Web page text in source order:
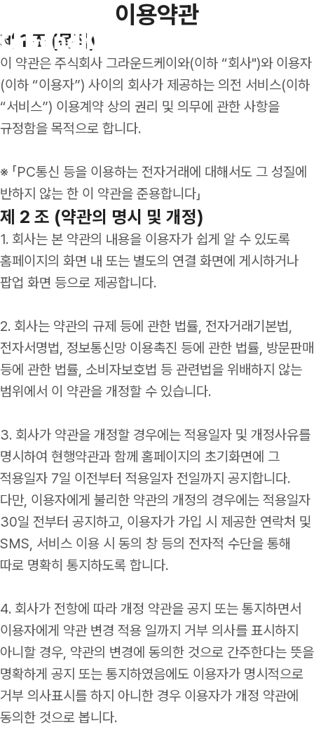
프리미엄 의전 수송
셔틀 위탁 관리
마케팅 모빌리티
인사이트
뉴스레터
이용약관
제 1 조 (목적)
이 약관은 주식회사 그라운드케이와(이하 “회사")와 이용자
(이하 “이용자”) 사이의 회사가 제공하는 의전 서비스(이하
“서비스”) 이용계약 상의 권리 및 의무에 관한 사항을
규정함을 목적으로 합니다.
※ 「PC통신 등을 이용하는 전자거래에 대해서도 그 성질에
반하지 않는 한 이 약관을 준용합니다」
제 2 조 (약관의 명시 및 개정)
1. 회사는 본 약관의 내용을 이용자가 쉽게 알 수 있도록
홈페이지의 화면 내 또는 별도의 연결 화면에 게시하거나
팝업 화면 등으로 제공합니다.
2. 회사는 약관의 규제 등에 관한 법률, 전자거래기본법,
전자서명법, 정보통신망 이용촉진 등에 관한 법률, 방문판매
등에 관한 법률, 소비자보호법 등 관련법을 위배하지 않는
범위에서 이 약관을 개정할 수 있습니다.
3. 회사가 약관을 개정할 경우에는 적용일자 및 개정사유를
명시하여 현행약관과 함께 홈페이지의 초기화면에 그
적용일자 7일 이전부터 적용일자 전일까지 공지합니다.
다만, 이용자에게 불리한 약관의 개정의 경우에는 적용일자
30일 전부터 공지하고, 이용자가 가입 시 제공한 연락처 및
SMS, 서비스 이용 시 동의 창 등의 전자적 수단을 통해
따로 명확히 통지하도록 합니다.
4. 회사가 전항에 따라 개정 약관을 공지 또는 통지하면서
이용자에게 약관 변경 적용 일까지 거부 의사를 표시하지
아니할 경우, 약관의 변경에 동의한 것으로 간주한다는 뜻을
명확하게 공지 또는 통지하였음에도 이용자가 명시적으로
거부 의사표시를 하지 아니한 경우 이용자가 개정 약관에
동의한 것으로 봅니다.